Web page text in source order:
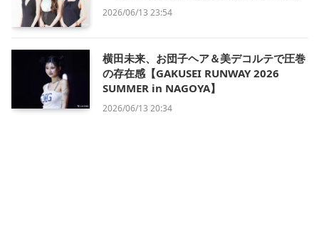
2026/06/13 23:54
横田未来、お団子ヘア＆美デコルテで圧巻
の存在感【GAKUSEI RUNWAY 2026
SUMMER in NAGOYA】
2026/06/13 20:34